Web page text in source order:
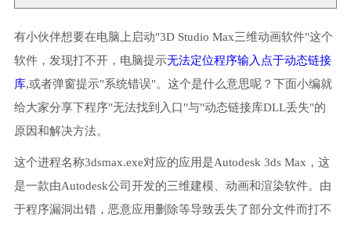
有小伙伴想要在电脑上启动"3D Studio Max三维动画软件"这个
软件，发现打不开，电脑提示无法定位程序输入点于动态链接
库,或者弹窗提示"系统错误"。这个是什么意思呢？下面小编就
给大家分享下程序"无法找到入口"与"动态链接库DLL丢失"的
原因和解决方法。
这个进程名称3dsmax.exe对应的应用是Autodesk 3ds Max，这
是一款由Autodesk公司开发的三维建模、动画和渲染软件。由
于程序漏洞出错，恶意应用删除等导致丢失了部分文件而打不